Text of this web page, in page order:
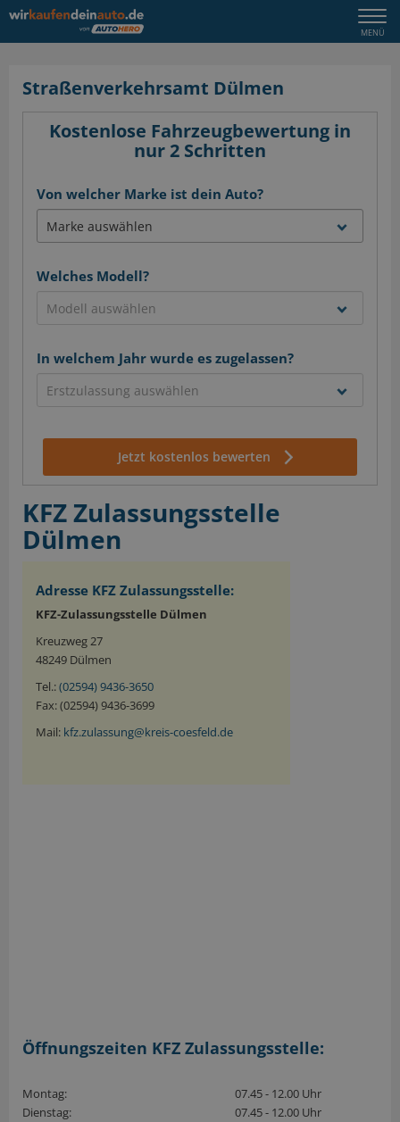
MENÜ
Straßenverkehrsamt Dülmen
Kostenlose Fahrzeugbewertung in
nur 2 Schritten
Von welcher Marke ist dein Auto?
Welches Modell?
In welchem Jahr wurde es zugelassen?
Jetzt kostenlos bewerten
KFZ Zulassungsstelle
Dülmen
Adresse KFZ Zulassungsstelle:
KFZ-Zulassungsstelle Dülmen
Kreuzweg 27
48249 Dülmen
Tel.:(02594) 9436-3650
Fax: (02594) 9436-3699
Mail: kfz.zulassung@kreis-coesfeld.de
Öffnungszeiten KFZ Zulassungsstelle:
Montag:
07.45 - 12.00 Uhr
Dienstag:
07.45 - 12.00 Uhr